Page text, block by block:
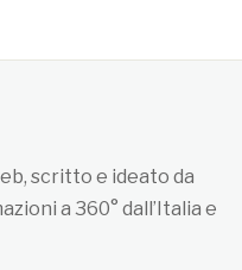
scritto e ideato da
a 360° dall’Italia e